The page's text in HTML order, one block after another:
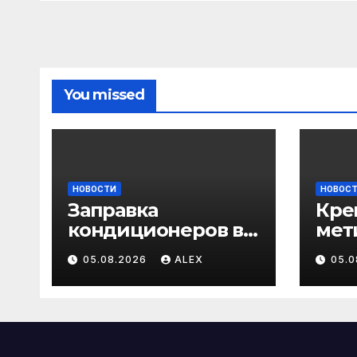
You missed
НОВОСТИ
Заправка
кондиционеров в
Бишкеке:
профессиональны
е услуги для дома
05.08.2026 ALEX